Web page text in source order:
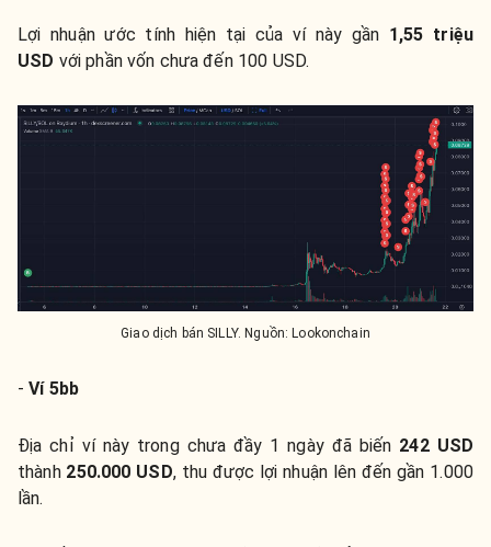
Lợi nhuận ước tính hiện tại của ví này gần 1,55 triệu
USD với phần vốn chưa đến 100 USD.
Giao dịch bán SILLY. Nguồn: Lookonchain
-Ví 5bb
Địa chỉ ví này trong chưa đầy 1 ngày đã biến 242 USD
thành 250.000 USD, thu được lợi nhuận lên đến gần 1.000
lần.